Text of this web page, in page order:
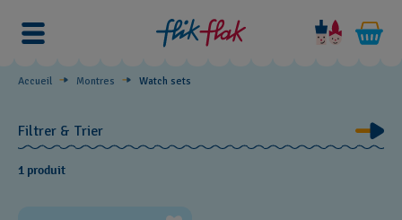
Watch
sets
Accueil Montres Watch sets
Filtrer & Trier
1 produit